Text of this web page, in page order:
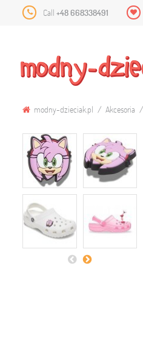
Call +48 668338491
modny-dzieciak.pl Akcesoria